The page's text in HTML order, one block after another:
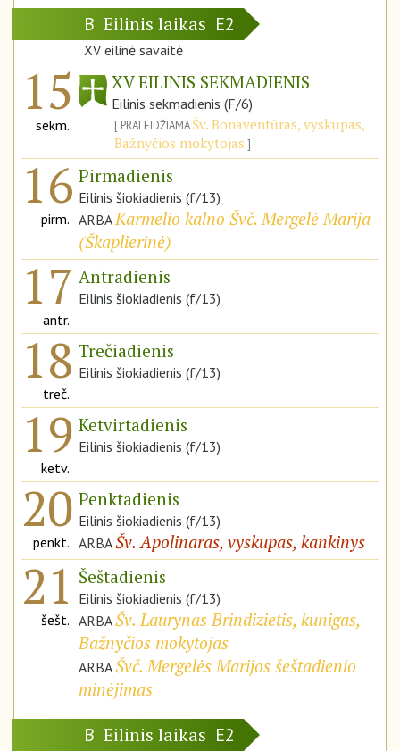
B Eilinis laikas E2
XV eilinė savaitė
15
sekm.
XV EILINIS SEKMADIENIS
Eilinis sekmadienis (F/6)
PRALEIDŽIAMAŠv. Bonaventūras, vyskupas,
Bažnyčios mokytojas
16
pirm.
Pirmadienis
Eilinis šiokiadienis (f/13)
ARBAKarmelio kalno Švč. Mergelė Marija
(Škaplierinė)
17
antr.
Antradienis
Eilinis šiokiadienis (f/13)
18
treč.
Trečiadienis
Eilinis šiokiadienis (f/13)
19
ketv.
Ketvirtadienis
Eilinis šiokiadienis (f/13)
20
penkt.
Penktadienis
Eilinis šiokiadienis (f/13)
ARBAŠv. Apolinaras, vyskupas, kankinys
21
šešt.
Šeštadienis
Eilinis šiokiadienis (f/13)
ARBAŠv. Laurynas Brindizietis, kunigas,
Bažnyčios mokytojas
ARBAŠvč. Mergelės Marijos šeštadienio
minėjimas
B Eilinis laikas E2